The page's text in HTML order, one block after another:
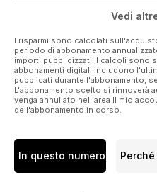
Vedi
I risparmi sono calcolati
periodo di abbonamento
importi pubblicizzati. I calcoli sono
abbonamenti digitali includono
pubblicati durante l'abbonamento,
L'abbonamento scelto si rinnoverà
venga annullato nell'area Il mio
dell'abbonamento in corso.
In questo numero